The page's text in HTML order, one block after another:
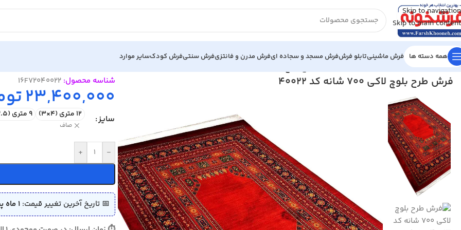
Skip to navigation
Skip to main content
همه دسته ها فرش ماشینیتابلو فرشفرش مسجد و سجاده ایفرش مدرن و فانتزیفرش سنتیفرش کودکسایر موارد
خانه/فرش ماشینی
فرش طرح بلوچ لاکی 700 شانه کد 40022 شناسه محصول: 16F72040022
23,400,000
سایز 12 متری (4×3) 9 متری (3.5×2.5)
صاف
-
+
📅 تاریخ آخرین تغییر قیمت: 1 ماه پیش (1405/04/02)